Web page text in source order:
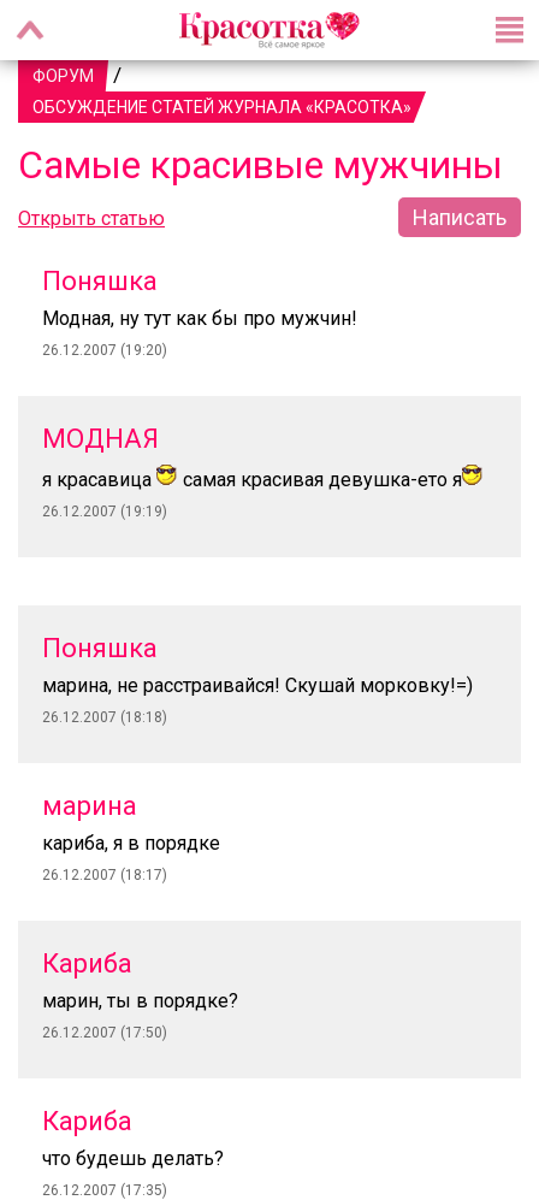
ФОРУМ /
ОБСУЖДЕНИЕ СТАТЕЙ ЖУРНАЛА «КРАСОТКА»
Самые красивые мужчины
Открыть статью Написать
Поняшка
Модная, ну тут как бы про мужчин!
26.12.2007 (19:20)
МОДНАЯ
я красавица самая красивая девушка-ето я
26.12.2007 (19:19)
Поняшка
марина, не расстраивайся! Скушай морковку!=)
26.12.2007 (18:18)
марина
кариба, я в порядке
26.12.2007 (18:17)
Кариба
марин, ты в порядке?
26.12.2007 (17:50)
Кариба
что будешь делать?
26.12.2007 (17:35)